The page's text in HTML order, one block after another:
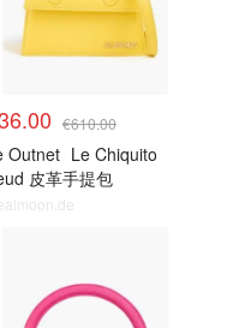
€610.00
Outnet Le Chiquito
皮革手提包